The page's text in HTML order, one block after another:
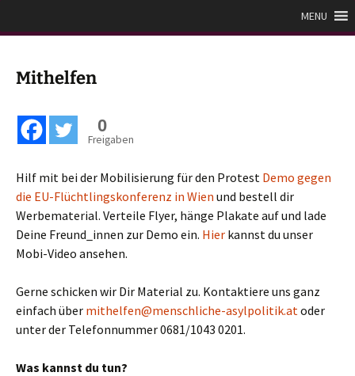
Inhaltmenschliche Asylpolitik
MENU
Mithelfen
0
Freigaben
Hilf mit bei der Mobilisierung für den Protest Demo gegen
die EU-Flüchtlingskonferenz in Wien und bestell dir
Werbematerial. Verteile Flyer, hänge Plakate auf und lade
Deine Freund_innen zur Demo ein. Hier kannst du unser
Mobi-Video ansehen.
Gerne schicken wir Dir Material zu. Kontaktiere uns ganz
einfach über mithelfen@menschliche-asylpolitik.atoder
unter der Telefonnummer 0681/1043 0201.
Was kannst du tun?